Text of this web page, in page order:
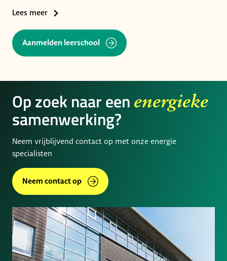
Lees meer
Aanmelden leerschool
Op zoek naar een energieke
samenwerking?
Neem vrijblijvend contact op met onze energie
specialisten
Neem contact op